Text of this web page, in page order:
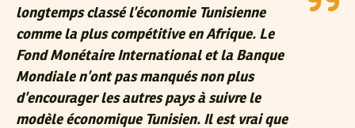
longtemps classé l’économie Tunisienne
comme la plus compétitive en Afrique. Le
Fond Monétaire International et la Banque
Mondiale n’ont pas manqués non plus
d’encourager les autres pays à suivre le
modèle économique Tunisien. Il est vrai que